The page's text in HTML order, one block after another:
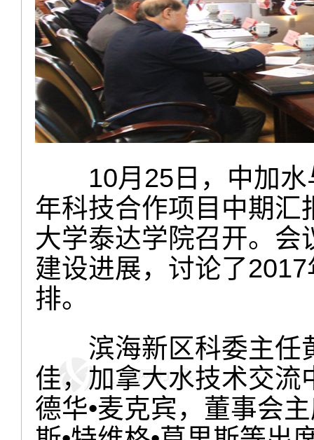
10月25日，中加水
年科技合作项目中期汇
大学泰达学院召开。会
建设进展，讨论了
排。
滨海新区科委主任
佳，加拿大水技术交流
德华•麦克宾，董事会